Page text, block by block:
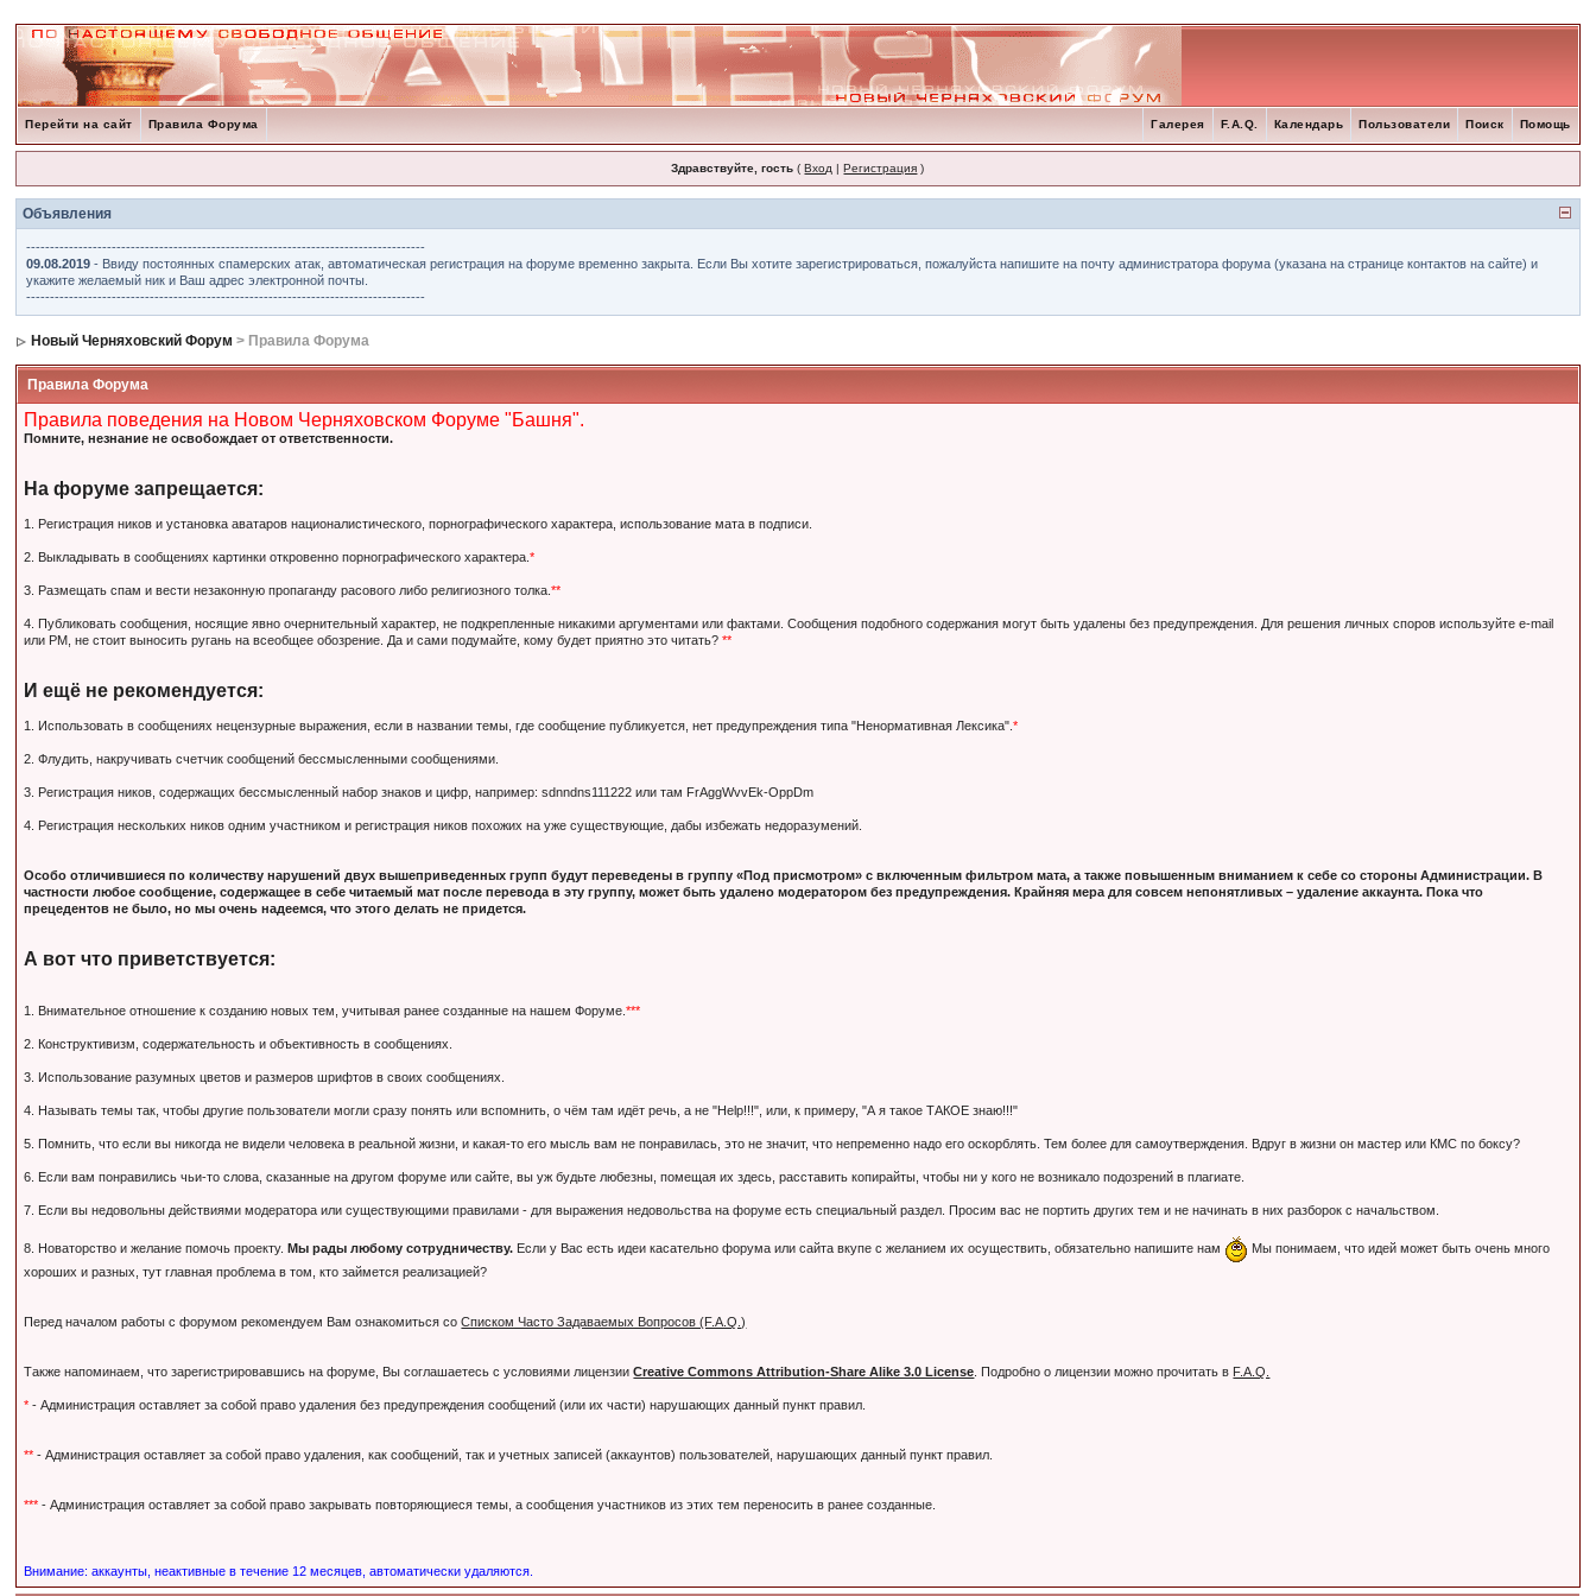
Перейти на сайт Правила Форума Помощь
Поиск
Пользователи
Календарь
F.A.Q.
Галерея
Здравствуйте, гость (Вход |Регистрация )
Объявления
------------------------------------------------------------------------------------
09.08.2019 - Ввиду постоянных спамерских атак, автоматическая регистрация на форуме временно закрыта. Если Вы хотите зарегистрироваться, пожалуйста напишите на почту администратора форума (указана на странице контактов на сайте) и
укажите желаемый ник и Ваш адрес электронной почты.
------------------------------------------------------------------------------------
Новый Черняховский Форум > Правила Форума
Правила Форума
Правила поведения на Новом Черняховском Форуме "Башня".
Помните, незнание не освобождает от ответственности.
На форуме запрещается:
1. Регистрация ников и установка аватаров националистического, порнографического характера, использование мата в подписи.
2. Выкладывать в сообщениях картинки откровенно порнографического характера.*
3. Размещать спам и вести незаконную пропаганду расового либо религиозного толка.**
4. Публиковать сообщения, носящие явно очернительный характер, не подкрепленные никакими аргументами или фактами. Сообщения подобного содержания могут быть удалены без предупреждения. Для решения личных споров используйте e-mail
или PM, не стоит выносить ругань на всеобщее обозрение. Да и сами подумайте, кому будет приятно это читать?**
И ещё не рекомендуется:
1. Использовать в сообщениях нецензурные выражения, если в названии темы, где сообщение публикуется, нет предупреждения типа "Ненормативная Лексика".*
2. Флудить, накручивать счетчик сообщений бессмысленными сообщениями.
3. Регистрация ников, содержащих бессмысленный набор знаков и цифр, например: sdnndns111222 или там FrAggWvvEk-OppDm
4. Регистрация нескольких ников одним участником и регистрация ников похожих на уже существующие, дабы избежать недоразумений.
Особо отличившиеся по количеству нарушений двух вышеприведенных групп будут переведены в группу «Под присмотром» с включенным фильтром мата, а также повышенным вниманием к себе со стороны Администрации. В
частности любое сообщение, содержащее в себе читаемый мат после перевода в эту группу, может быть удалено модератором без предупреждения. Крайняя мера для совсем непонятливых – удаление аккаунта. Пока что
прецедентов не было, но мы очень надеемся, что этого делать не придется.
А вот что приветствуется:
1. Внимательное отношение к созданию новых тем, учитывая ранее созданные на нашем Форуме.***
2. Конструктивизм, содержательность и объективность в сообщениях.
3. Использование разумных цветов и размеров шрифтов в своих сообщениях.
4. Называть темы так, чтобы другие пользователи могли сразу понять или вспомнить, о чём там идёт речь, а не "Help!!!", или, к примеру, "А я такое ТАКОЕ знаю!!!"
5. Помнить, что если вы никогда не видели человека в реальной жизни, и какая-то его мысль вам не понравилась, это не значит, что непременно надо его оскорблять. Тем более для самоутверждения. Вдруг в жизни он мастер или КМС по боксу?
6. Если вам понравились чьи-то слова, сказанные на другом форуме или сайте, вы уж будьте любезны, помещая их здесь, расставить копирайты, чтобы ни у кого не возникало подозрений в плагиате.
7. Если вы недовольны действиями модератора или существующими правилами - для выражения недовольства на форуме есть специальный раздел. Просим вас не портить других тем и не начинать в них разборок с начальством.
8. Новаторство и желание помочь проекту.Мы рады любому сотрудничеству. Если у Вас есть идеи касательно форума или сайта вкупе с желанием их осуществить, обязательно напишите нам
Мы понимаем, что идей может быть очень много
хороших и разных, тут главная проблема в том, кто займется реализацией?
Перед началом работы с форумом рекомендуем Вам ознакомиться соСписком Часто Задаваемых Вопросов (F.A.Q.)
Также напоминаем, что зарегистрировавшись на форуме, Вы соглашаетесь с условиями лицензииCreative Commons Attribution-Share Alike 3.0 License . Подробно о лицензии можно прочитать в F.A.Q.
* - Администрация оставляет за собой право удаления без предупреждения сообщений (или их части) нарушающих данный пункт правил.
** - Администрация оставляет за собой право удаления, как сообщений, так и учетных записей (аккаунтов) пользователей, нарушающих данный пункт правил.
*** - Администрация оставляет за собой право закрывать повторяющиеся темы, а сообщения участников из этих тем переносить в ранее созданные.
Внимание: аккаунты, неактивные в течение 12 месяцев, автоматически удаляются.